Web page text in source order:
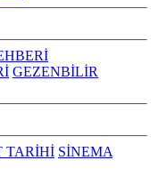
GEZENBİLİR
TARİHİ SİNEMA